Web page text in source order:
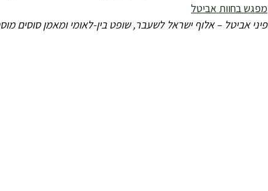
מפגש בחוות אביטל
פיני אביטל – אלוף ישראל לשעבר, שופט בין-לאומי ומאמן סוסים